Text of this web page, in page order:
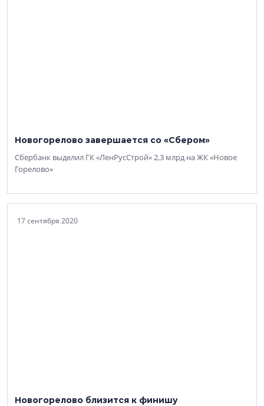
Новогорелово завершается со «Сбером»
Сбербанк выделил ГК «ЛенРусСтрой» 2,3 млрд на ЖК «Новое
Горелово»
17 сентября 2020
Новогорелово близится к финишу